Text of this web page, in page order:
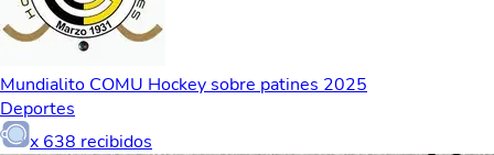
Mundialito COMU Hockey sobre patines 2025
Deportes
x 638 recibidos